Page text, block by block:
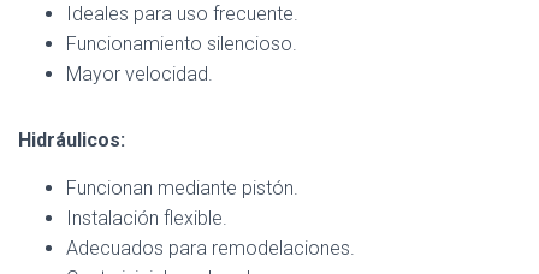
Ideales para uso frecuente.
Funcionamiento silencioso.
Mayor velocidad.
Hidráulicos:
Funcionan mediante pistón.
Instalación flexible.
Adecuados para remodelaciones.